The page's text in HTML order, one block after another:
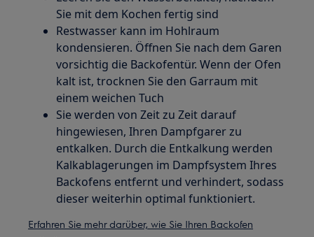
Sie mit dem Kochen fertig sind
Restwasser kann im Hohlraum
kondensieren. Öffnen Sie nach dem Garen
vorsichtig die Backofentür. Wenn der Ofen
kalt ist, trocknen Sie den Garraum mit
einem weichen Tuch
Sie werden von Zeit zu Zeit darauf
hingewiesen, Ihren Dampfgarer zu
entkalken. Durch die Entkalkung werden
Kalkablagerungen im Dampfsystem Ihres
Backofens entfernt und verhindert, sodass
dieser weiterhin optimal funktioniert.
Erfahren Sie mehr darüber, wie Sie Ihren Backofen